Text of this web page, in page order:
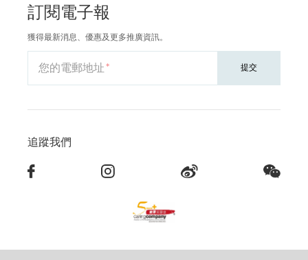
訂閱電子報
獲得最新消息、優惠及更多推廣資訊。
您的電郵地址 提交
追蹤我們